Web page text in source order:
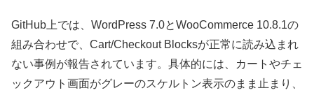
GitHub上では、WordPress 7.0とWooCommerce 10.8.1の
組み合わせで、Cart/Checkout Blocksが正常に読み込まれ
ない事例が報告されています。具体的には、カートやチェ
ックアウト画面がグレーのスケルトン表示のまま止まり、